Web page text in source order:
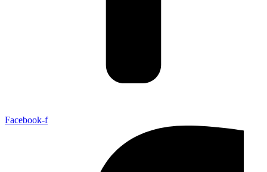
Facebook-f